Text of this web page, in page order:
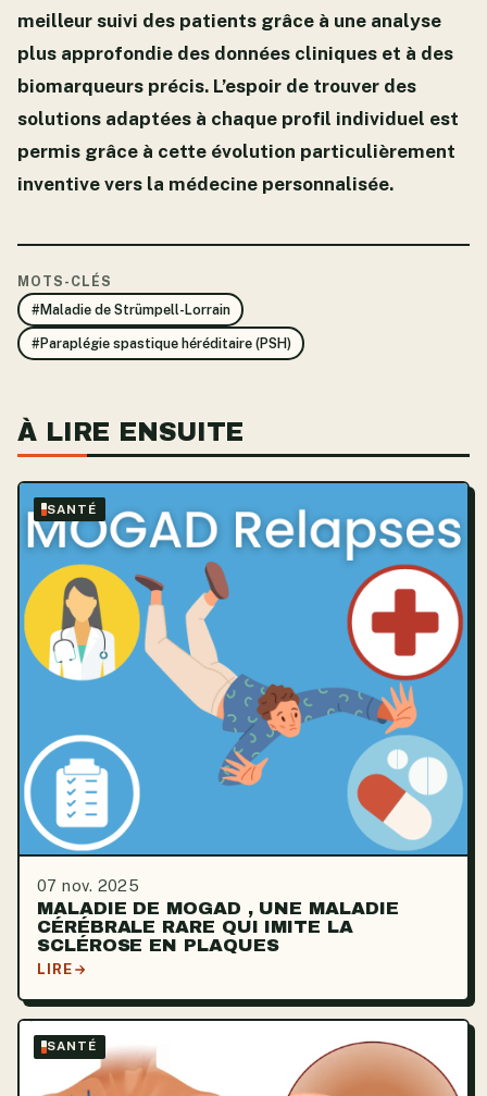
meilleur suivi des patients grâce à une analyse
plus approfondie des données cliniques et à des
biomarqueurs précis. L’espoir de trouver des
solutions adaptées à chaque profil individuel est
permis grâce à cette évolution particulièrement
inventive vers la médecine personnalisée.
MOTS-CLÉS
#Maladie de Strümpell-Lorrain
#Paraplégie spastique héréditaire (PSH)
À LIRE ENSUITE
SANTÉ
07 nov. 2025
MALADIE DE MOGAD , UNE MALADIE
CÉRÉBRALE RARE QUI IMITE LA
SCLÉROSE EN PLAQUES
LIRE
SANTÉ